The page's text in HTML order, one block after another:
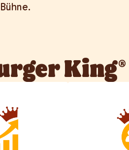
King®